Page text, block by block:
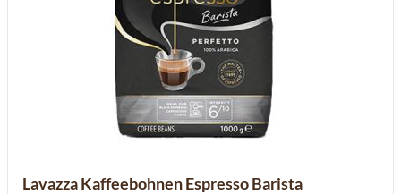
Lavazza Kaffeebohnen Espresso Barista